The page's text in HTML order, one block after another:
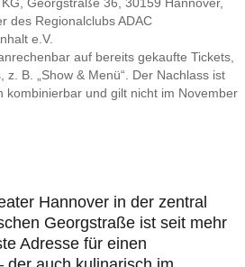
des Regionalclubs ADAC
e.V.
auf bereits gekaufte Tickets,
B. „Show & Menü“. Der Nachlass ist
kombinierbar und gilt nicht im November
Hannover in der zentral
Georgstraße ist seit mehr
Adresse für einen